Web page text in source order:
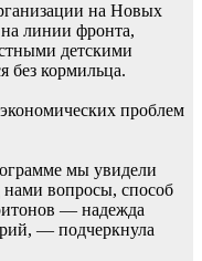
на Новых
линии фронта,
детскими
без кормильца.
проблем
мы увидели
нами вопросы, способ
— надежда
— подчеркнула